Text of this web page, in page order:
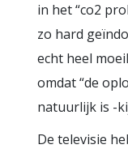
in het “co2
zo hard
echt heel
omdat “de
natuurlijk is -
De televisie